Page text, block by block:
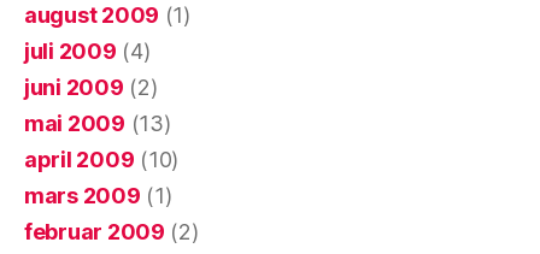
august 2009 (1)
juli 2009 (4)
juni 2009 (2)
mai 2009 (13)
april 2009 (10)
mars 2009 (1)
februar 2009 (2)